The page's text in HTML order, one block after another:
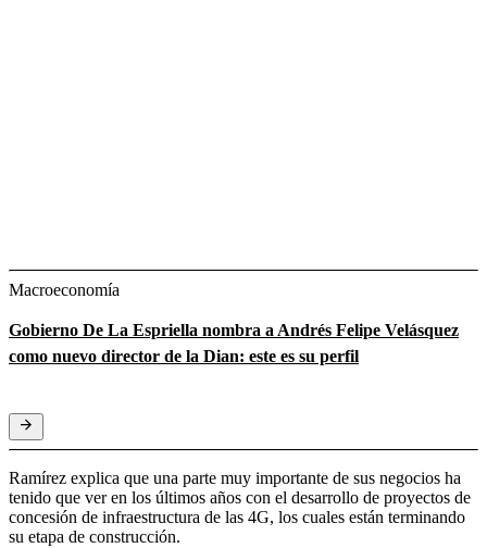
Macroeconomía
Gobierno De La Espriella nombra a Andrés Felipe Velásquez
como nuevo director de la Dian: este es su perfil
Ramírez explica que una parte muy importante de sus negocios ha
tenido que ver en los últimos años con el desarrollo de proyectos de
concesión de infraestructura de las 4G, los cuales están terminando
su etapa de construcción.